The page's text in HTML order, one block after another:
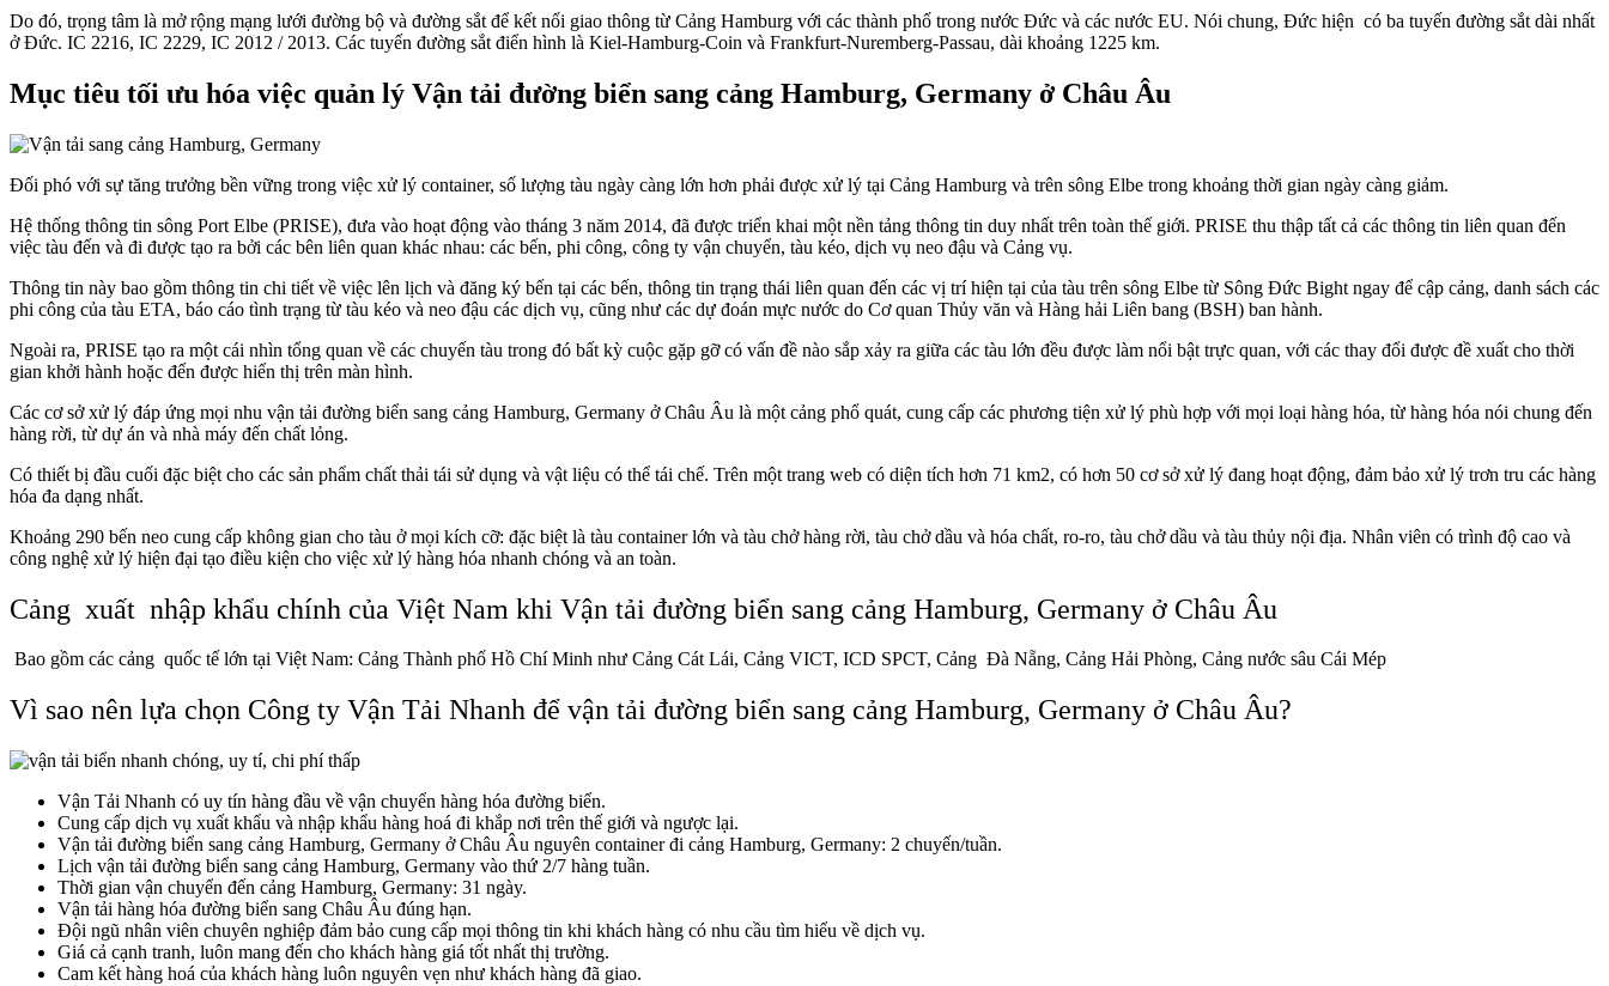
Do đó, trọng tâm là mở rộng mạng lưới đường bộ và đường sắt để kết nối giao thông từ Cảng Hamburg với các thành phố trong nước Đức và các nước EU. Nói chung, Đức hiện có ba tuyến đường sắt dài nhất
ở Đức. IC 2216, IC 2229, IC 2012 / 2013. Các tuyến đường sắt điển hình là Kiel-Hamburg-Coin và Frankfurt-Nuremberg-Passau, dài khoảng 1225 km.
Mục tiêu tối ưu hóa việc quản lý Vận tải đường biển sang cảng Hamburg, Germany ở Châu Âu
Đối phó với sự tăng trưởng bền vững trong việc xử lý container, số lượng tàu ngày càng lớn hơn phải được xử lý tại Cảng Hamburg và trên sông Elbe trong khoảng thời gian ngày càng giảm.
Hệ thống thông tin sông Port Elbe (PRISE), đưa vào hoạt động vào tháng 3 năm 2014, đã được triển khai một nền tảng thông tin duy nhất trên toàn thế giới. PRISE thu thập tất cả các thông tin liên quan đến
việc tàu đến và đi được tạo ra bởi các bên liên quan khác nhau: các bến, phi công, công ty vận chuyển, tàu kéo, dịch vụ neo đậu và Cảng vụ.
Thông tin này bao gồm thông tin chi tiết về việc lên lịch và đăng ký bến tại các bến, thông tin trạng thái liên quan đến các vị trí hiện tại của tàu trên sông Elbe từ Sông Đức Bight ngay để cập cảng, danh sách các
phi công của tàu ETA, báo cáo tình trạng từ tàu kéo và neo đậu các dịch vụ, cũng như các dự đoán mực nước do Cơ quan Thủy văn và Hàng hải Liên bang (BSH) ban hành.
Ngoài ra, PRISE tạo ra một cái nhìn tổng quan về các chuyến tàu trong đó bất kỳ cuộc gặp gỡ có vấn đề nào sắp xảy ra giữa các tàu lớn đều được làm nổi bật trực quan, với các thay đổi được đề xuất cho thời
gian khởi hành hoặc đến được hiển thị trên màn hình.
Các cơ sở xử lý đáp ứng mọi nhu vận tải đường biển sang cảng Hamburg, Germany ở Châu Âu là một cảng phổ quát, cung cấp các phương tiện xử lý phù hợp với mọi loại hàng hóa, từ hàng hóa nói chung đến
hàng rời, từ dự án và nhà máy đến chất lỏng.
Có thiết bị đầu cuối đặc biệt cho các sản phẩm chất thải tái sử dụng và vật liệu có thể tái chế. Trên một trang web có diện tích hơn 71 km2, có hơn 50 cơ sở xử lý đang hoạt động, đảm bảo xử lý trơn tru các hàng
hóa đa dạng nhất.
Khoảng 290 bến neo cung cấp không gian cho tàu ở mọi kích cỡ: đặc biệt là tàu container lớn và tàu chở hàng rời, tàu chở dầu và hóa chất, ro-ro, tàu chở dầu và tàu thủy nội địa. Nhân viên có trình độ cao và
công nghệ xử lý hiện đại tạo điều kiện cho việc xử lý hàng hóa nhanh chóng và an toàn.
Cảng xuất nhập khẩu chính của Việt Nam khi Vận tải đường biển sang cảng Hamburg, Germany ở Châu Âu
Bao gồm các cảng quốc tế lớn tại Việt Nam: Cảng Thành phố Hồ Chí Minh như Cảng Cát Lái, Cảng VICT, ICD SPCT, Cảng Đà Nẵng, Cảng Hải Phòng, Cảng nước sâu Cái Mép
Vì sao nên lựa chọn Công ty Vận Tải Nhanh để vận tải đường biển sang cảng Hamburg, Germany ở Châu Âu?
Vận Tải Nhanh có uy tín hàng đầu về vận chuyển hàng hóa đường biển.
Cung cấp dịch vụ xuất khẩu và nhập khẩu hàng hoá đi khắp nơi trên thế giới và ngược lại.
Vận tải đường biển sang cảng Hamburg, Germany ở Châu Âu nguyên container đi cảng Hamburg, Germany: 2 chuyến/tuần.
Lịch vận tải đường biển sang cảng Hamburg, Germany vào thứ 2/7 hàng tuần.
Thời gian vận chuyển đến cảng Hamburg, Germany: 31 ngày.
Vận tải hàng hóa đường biển sang Châu Âu đúng hạn.
Đội ngũ nhân viên chuyên nghiệp đảm bảo cung cấp mọi thông tin khi khách hàng có nhu cầu tìm hiểu về dịch vụ.
Giá cả cạnh tranh, luôn mang đến cho khách hàng giá tốt nhất thị trường.
Cam kết hàng hoá của khách hàng luôn nguyên vẹn như khách hàng đã giao.